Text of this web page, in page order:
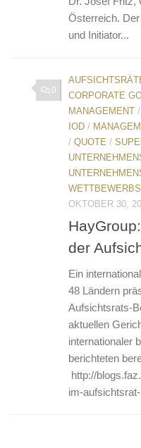
Österreich.
und Initiator...
0
CORPORATE
MANAGEMENT /
IOD /
/ QUOTE /
OKTOBER 30,
der
Ein
48 Ländern
Aufsichtsrats-
aktuellen
internationaler
berichteten
http://
im-